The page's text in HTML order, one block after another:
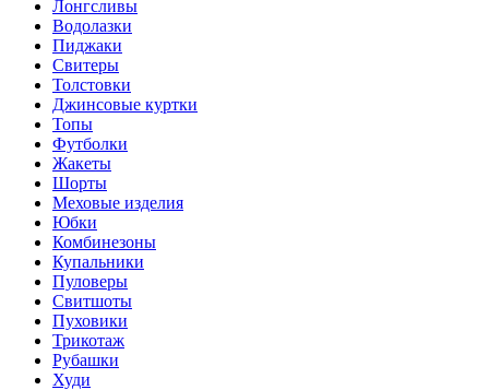
Лонгсливы
Водолазки
Пиджаки
Свитеры
Толстовки
Джинсовые куртки
Топы
Футболки
Жакеты
Шорты
Меховые изделия
Юбки
Комбинезоны
Купальники
Пуловеры
Свитшоты
Пуховики
Трикотаж
Рубашки
Худи